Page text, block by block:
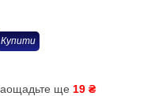
Купити
ще 19 ₴